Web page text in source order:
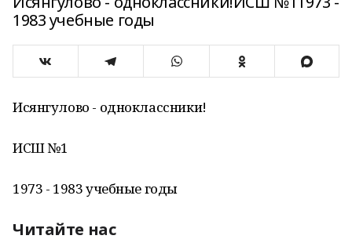
1983 учебные годы
Исянгулово - одноклассники!
ИСШ №1
1973 - 1983 учебные годы
Читайте нас